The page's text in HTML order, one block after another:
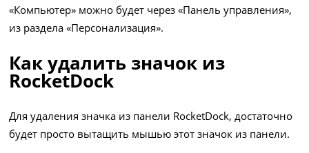
«Компьютер» можно будет через «Панель управления»,
из раздела «Персонализация».
Как удалить значок из
RocketDock
Для удаления значка из панели RocketDock, достаточно
будет просто вытащить мышью этот значок из панели.